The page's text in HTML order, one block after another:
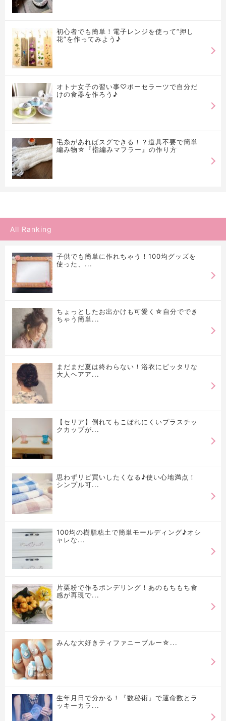
初心者でも簡単！電子レンジを使って”押し
花”を作ってみよう♪
オトナ女子の習い事♡ポーセラーツで自分だ
けの食器を作ろう♪
毛糸があればスグできる！？道具不要で簡単
編み物☆『指編みマフラー』の作り方
All Ranking
子供でも簡単に作れちゃう！100均グッズを
使った、...
ちょっとしたお出かけも可愛く☆自分ででき
ちゃう簡単...
まだまだ夏は終わらない！浴衣にピッタリな
大人ヘアア...
【セリア】倒れてもこぼれにくいプラスチッ
クカップが...
思わずリピ買いしたくなる♪使い心地満点！
シンプル可...
100均の樹脂粘土で簡単モールディング♪オシ
ャレな...
片栗粉で作るポンデリング！あのもちもち食
感が再現で...
みんな大好きティファニーブルー☆...
生年月日で分かる！『数秘術』で運命数とラ
ッキーカラ...